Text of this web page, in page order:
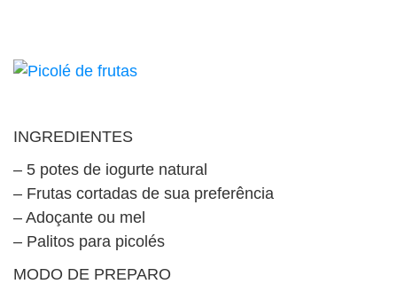
INGREDIENTES
– 5 potes de iogurte natural
– Frutas cortadas de sua preferência
– Adoçante ou mel
– Palitos para picolés
MODO DE PREPARO